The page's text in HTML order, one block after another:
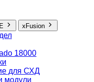
xFusion
18000
для СХД
модули